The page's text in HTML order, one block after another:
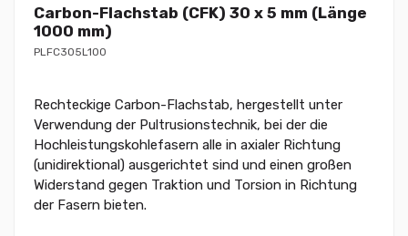
Carbon-Flachstab (CFK) 30 x 5 mm (Länge
1000 mm)
PLFC305L100
Rechteckige Carbon-Flachstab, hergestellt unter
Verwendung der Pultrusionstechnik, bei der die
Hochleistungskohlefasern alle in axialer Richtung
(unidirektional) ausgerichtet sind und einen großen
Widerstand gegen Traktion und Torsion in Richtung
der Fasern bieten.